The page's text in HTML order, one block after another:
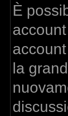
È
la